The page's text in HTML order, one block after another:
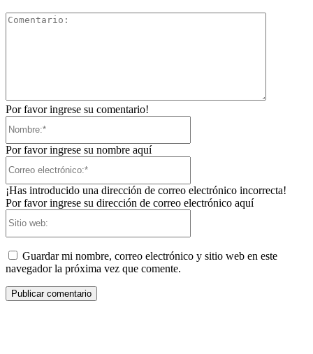
Por favor ingrese su comentario!
Por favor ingrese su nombre aquí
¡Has introducido una dirección de correo electrónico incorrecta!
Por favor ingrese su dirección de correo electrónico aquí
Guardar mi nombre, correo electrónico y sitio web en este
navegador la próxima vez que comente.